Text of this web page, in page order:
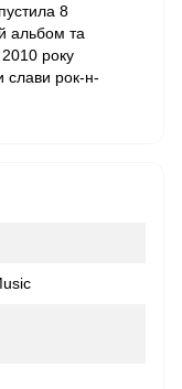
8
альбом та
2010 року
слави рок-н-